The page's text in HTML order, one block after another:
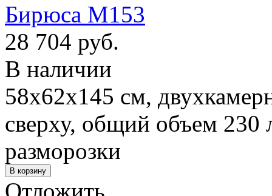
Бирюса M153
28 704 руб.
В наличии
58x62x145 см,
сверху, общий объем 230
разморозки
Отложить